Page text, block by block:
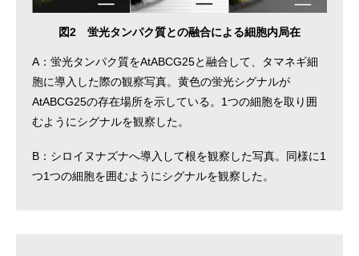
図2 蛍光タンパク質との融合による細胞内局在
A：蛍光タンパク質をAtABCG25と融合して、タマネギ細
胞に導入した際の観察写真。黄色の蛍光シグナルが
AtABCG25の存在場所を示している。1つの細胞を取り囲
むようにシグナルを観察した。
B：シロイヌナズナへ導入して根を観察した写真。同様に1
つ1つの細胞を囲むようにシグナルを観察した。